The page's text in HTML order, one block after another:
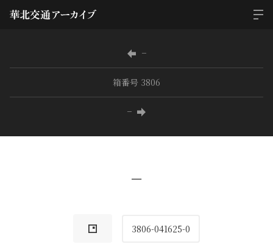
−
箱番号 3806
−
−
3806-041625-0